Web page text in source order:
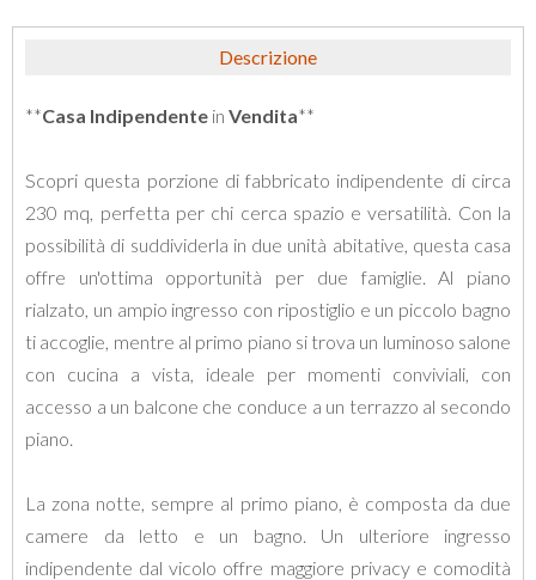
Descrizione
**Casa Indipendente in Vendita**
Scopri questa porzione di fabbricato indipendente di circa
230 mq, perfetta per chi cerca spazio e versatilità. Con la
possibilità di suddividerla in due unità abitative, questa casa
offre un'ottima opportunità per due famiglie. Al piano
rialzato, un ampio ingresso con ripostiglio e un piccolo bagno
ti accoglie, mentre al primo piano si trova un luminoso salone
con cucina a vista, ideale per momenti conviviali, con
accesso a un balcone che conduce a un terrazzo al secondo
piano.
La zona notte, sempre al primo piano, è composta da due
camere da letto e un bagno. Un ulteriore ingresso
indipendente dal vicolo offre maggiore privacy e comodità